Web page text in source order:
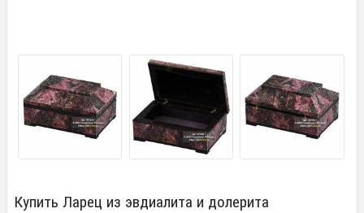
Купить Ларец из эвдиалита и долерита